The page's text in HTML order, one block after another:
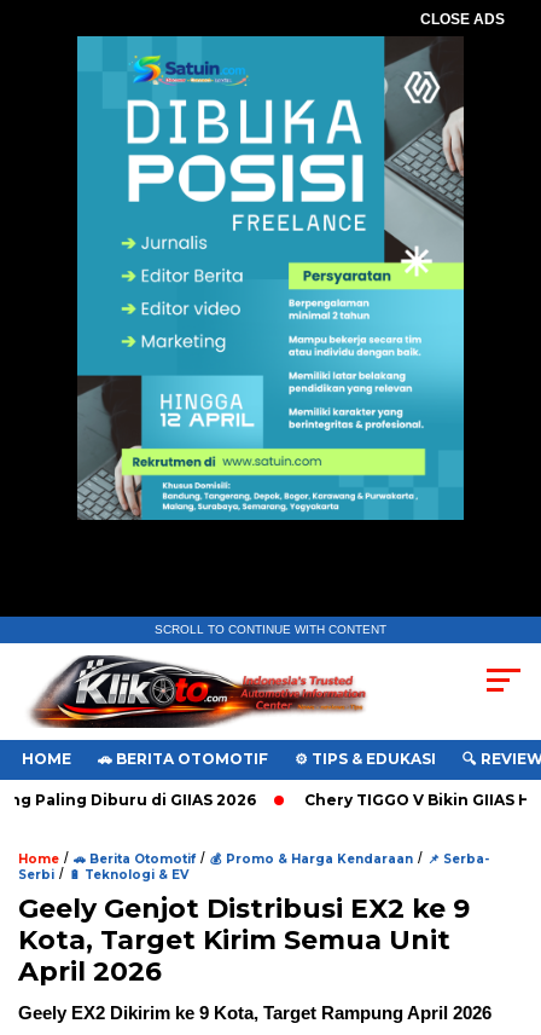
CLOSE ADS
SCROLL TO CONTINUE WITH CONTENT
HOME 🚗 BERITA OTOMOTIF ⚙️ TIPS & EDUKASI 🔍
Paling Diburu di GIIAS 2026 Chery TIGGO V Bikin GIIAS
Home / 🚗 Berita Otomotif/ 💰 Promo & Harga Kendaraan / 📌 Serba-
Serbi / 🔋 Teknologi & EV
Geely Genjot Distribusi EX2 ke 9
Kota, Target Kirim Semua Unit
April 2026
Geely EX2 Dikirim ke 9 Kota, Target Rampung April 2026
. Ukuran gambar 480px x 600px